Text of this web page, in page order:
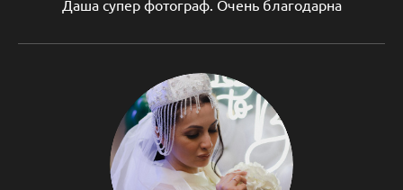
Даша супер фотограф. Очень благодарна